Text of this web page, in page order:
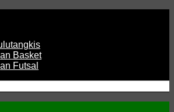
Basket
Futsal
Lapangan Olahraga Yang Lengkap